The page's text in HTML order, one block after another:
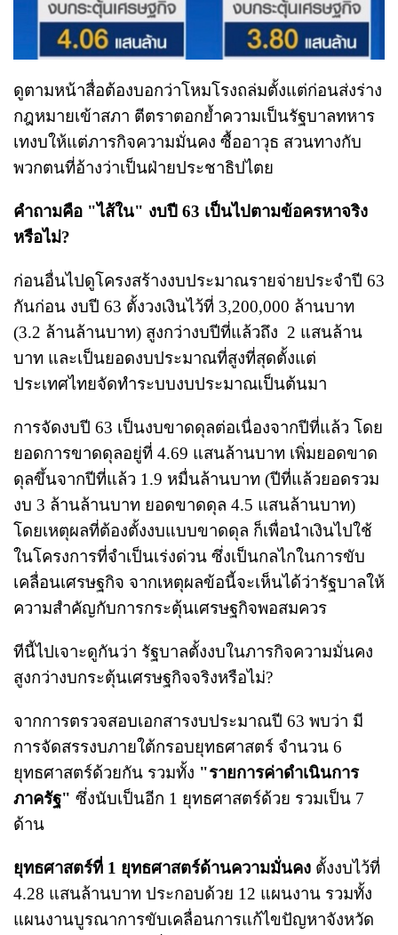
ดูตามหน้าสื่อต้องบอกว่าโหมโรงถล่มตั้งแต่ก่อนส่งร่าง
กฎหมายเข้าสภา ตีตราตอกย้ำความเป็นรัฐบาลทหาร
เทงบให้แต่ภารกิจความมั่นคง ซื้ออาวุธ สวนทางกับ
พวกตนที่อ้างว่าเป็นฝ่ายประชาธิปไตย
คำถามคือ "ไส้ใน" งบปี 63 เป็นไปตามข้อครหาจริง
หรือไม่?
ก่อนอื่นไปดูโครงสร้างงบประมาณรายจ่ายประจำปี 63
กันก่อน งบปี 63 ตั้งวงเงินไว้ที่ 3,200,000 ล้านบาท
(3.2 ล้านล้านบาท) สูงกว่างบปีที่แล้วถึง 2 แสนล้าน
บาท และเป็นยอดงบประมาณที่สูงที่สุดตั้งแต่
ประเทศไทยจัดทำระบบงบประมาณเป็นต้นมา
การจัดงบปี 63 เป็นงบขาดดุลต่อเนื่องจากปีที่แล้ว โดย
ยอดการขาดดุลอยู่ที่ 4.69 แสนล้านบาท เพิ่มยอดขาด
ดุลขึ้นจากปีที่แล้ว 1.9 หมื่นล้านบาท (ปีที่แล้วยอดรวม
งบ 3 ล้านล้านบาท ยอดขาดดุล 4.5 แสนล้านบาท)
โดยเหตุผลที่ต้องตั้งงบแบบขาดดุล ก็เพื่อนำเงินไปใช้
ในโครงการที่จำเป็นเร่งด่วน ซึ่งเป็นกลไกในการขับ
เคลื่อนเศรษฐกิจ จากเหตุผลข้อนี้จะเห็นได้ว่ารัฐบาลให้
ความสำคัญกับการกระตุ้นเศรษฐกิจพอสมควร
ทีนี้ไปเจาะดูกันว่า รัฐบาลตั้งงบในภารกิจความมั่นคง
สูงกว่างบกระตุ้นเศรษฐกิจจริงหรือไม่?
จากการตรวจสอบเอกสารงบประมาณปี 63 พบว่า มี
การจัดสรรงบภายใต้กรอบยุทธศาสตร์ จำนวน 6
ยุทธศาสตร์ด้วยกัน รวมทั้ง "รายการค่าดำเนินการ
ภาครัฐ" ซึ่งนับเป็นอีก 1 ยุทธศาสตร์ด้วย รวมเป็น 7
ด้าน
ยุทธศาสตร์ที่ 1 ยุทธศาสตร์ด้านความมั่นคง ตั้งงบไว้ที่
4.28 แสนล้านบาท ประกอบด้วย 12 แผนงาน รวมทั้ง
แผนงานบูรณาการขับเคลื่อนการแก้ไขปัญหาจังหวัด